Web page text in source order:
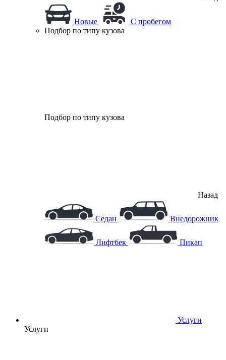
Новые
С пробегом
Подбор по типу кузова
Подбор по типу кузова
Назад
Седан Внедорожник
Лифтбек Пикап
Услуги
Услуги